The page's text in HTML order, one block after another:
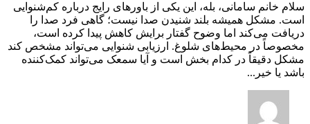
سلام خانم سامانی، بله، این یکی از باورهای رایج درباره کم‌شنوایی
است. مشکل همیشه بلند شنیدن صدا نیست؛ گاهی فرد صدا را
دریافت می‌کند اما وضوح گفتار برایش کاهش پیدا کرده است،
مخصوصاً در محیط‌های شلوغ. ارزیابی شنوایی می‌تواند مشخص کند
مشکل دقیقاً در کدام بخش است و آیا سمعک می‌تواند کمک‌کننده
باشد یا خیر...